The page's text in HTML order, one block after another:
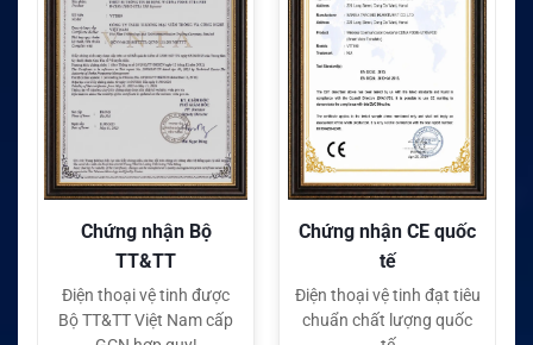
Chứng nhận Bộ
TT&TT
Điện thoại vệ tinh được
Bộ TT&TT Việt Nam cấp
Chứng nhận CE quốc
tế
Điện thoại vệ tinh đạt tiêu
chuẩn chất lượng quốc